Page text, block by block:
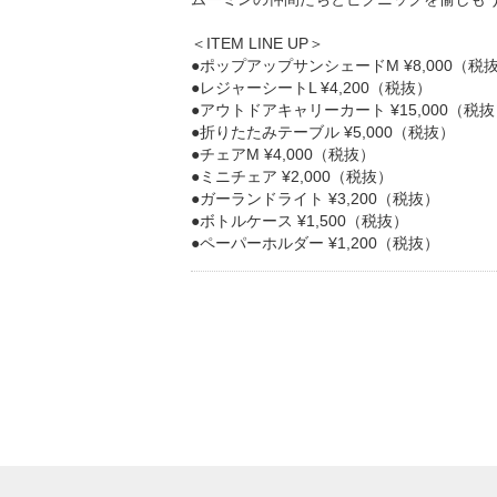
＜ITEM LINE UP＞
●ポップアップサンシェードM ¥8,000（税抜
●レジャーシートL ¥4,200（税抜）
●アウトドアキャリーカート ¥15,000（税抜
●折りたたみテーブル ¥5,000（税抜）
●チェアM ¥4,000（税抜）
●ミニチェア ¥2,000（税抜）
●ガーランドライト ¥3,200（税抜）
●ボトルケース ¥1,500（税抜）
●ペーパーホルダー ¥1,200（税抜）